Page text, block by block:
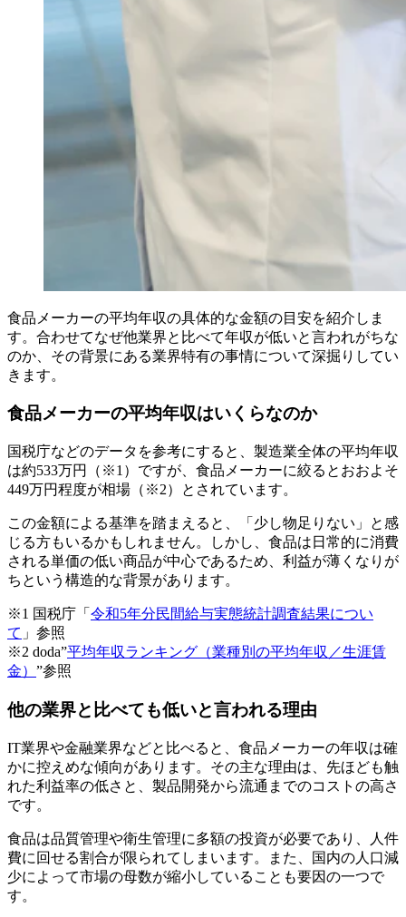
食品メーカーの平均年収の具体的な金額の目安を紹介しま
す。合わせてなぜ他業界と比べて年収が低いと言われがちな
のか、その背景にある業界特有の事情について深掘りしてい
きます。
食品メーカーの平均年収はいくらなのか
国税庁などのデータを参考にすると、製造業全体の平均年収
は約533万円（※1）ですが、食品メーカーに絞るとおおよそ
449万円程度が相場（※2）とされています。
この金額による基準を踏まえると、「少し物足りない」と感
じる方もいるかもしれません。しかし、食品は日常的に消費
される単価の低い商品が中心であるため、利益が薄くなりが
ちという構造的な背景があります。
※1 国税庁「 令和5年分民間給与実態統計調査結果につい
て 」参照
※2 doda”平均年収ランキング（業種別の平均年収／生涯賃
金） ”参照
他の業界と比べても低いと言われる理由
IT業界や金融業界などと比べると、食品メーカーの年収は確
かに控えめな傾向があります。その主な理由は、先ほども触
れた利益率の低さと、製品開発から流通までのコストの高さ
です。
食品は品質管理や衛生管理に多額の投資が必要であり、人件
費に回せる割合が限られてしまいます。また、国内の人口減
少によって市場の母数が縮小していることも要因の一つで
す。